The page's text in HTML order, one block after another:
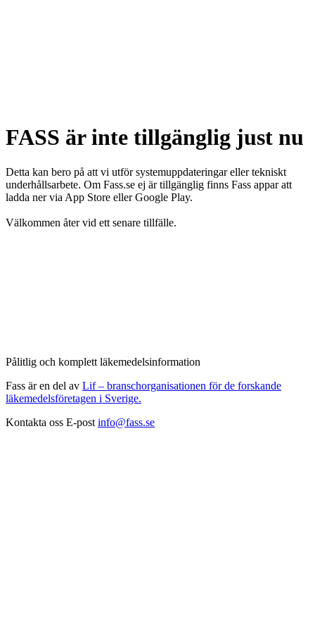
FASS är inte tillgänglig just nu
Detta kan bero på att vi utför systemuppdateringar eller tekniskt
underhållsarbete. Om Fass.se ej är tillgänglig finns Fass appar att
ladda ner via App Store eller Google Play.
Välkommen åter vid ett senare tillfälle.
Pålitlig och komplett läkemedelsinformation
Fass är en del av Lif – branschorganisationen för de forskande
läkemedelsföretagen i Sverige.
Kontakta oss E-post info@fass.se